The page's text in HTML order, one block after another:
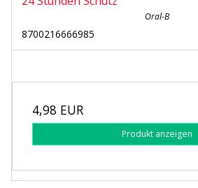
Oral-B
8700216666985
4,98 EUR
Produkt anzeigen